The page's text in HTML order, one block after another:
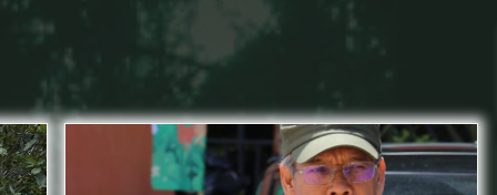
Burung Antar Provinsi, Pelaku
Sinergi Konservasi: BKSDA Sumbar,
COP, dan LK Kandi Periksa
Kesehatan Harimau Sumatera